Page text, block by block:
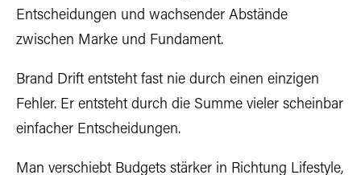
Entscheidungen und wachsender Abstände
zwischen Marke und Fundament.
Brand Drift entsteht fast nie durch einen einzigen
Fehler. Er entsteht durch die Summe vieler scheinbar
einfacher Entscheidungen.
Man verschiebt Budgets stärker in Richtung Lifestyle,